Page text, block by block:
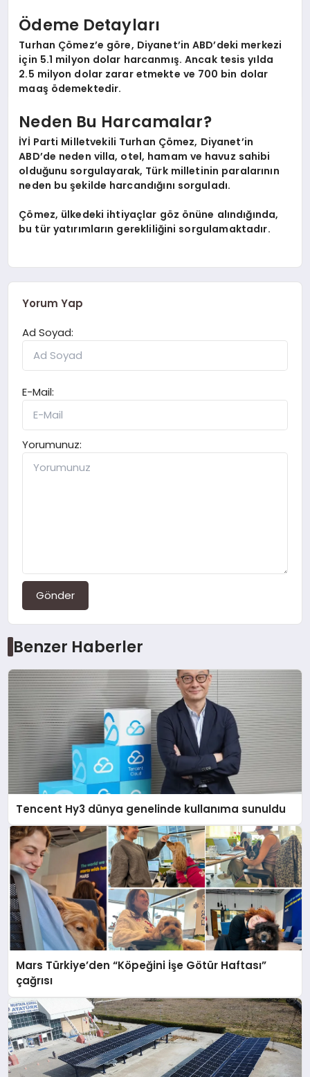
Ödeme Detayları
Turhan Çömez’e göre, Diyanet’in ABD’deki merkezi
için 5.1 milyon dolar harcanmış. Ancak tesis yılda
2.5 milyon dolar zarar etmekte ve 700 bin dolar
maaş ödemektedir.
Neden Bu Harcamalar?
İYİ Parti Milletvekili Turhan Çömez, Diyanet’in
ABD’de neden villa, otel, hamam ve havuz sahibi
olduğunu sorgulayarak, Türk milletinin paralarının
neden bu şekilde harcandığını sorguladı.
Çömez, ülkedeki ihtiyaçlar göz önüne alındığında,
bu tür yatırımların gerekliliğini sorgulamaktadır.
Yorum Yap
Ad Soyad:
E-Mail:
Yorumunuz:
Gönder
Benzer Haberler
Tencent Hy3 dünya genelinde kullanıma sunuldu
Mars Türkiye’den “Köpeğini İşe Götür Haftası”
çağrısı